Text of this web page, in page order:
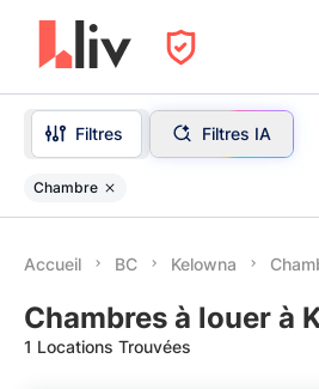
Filtres Filtres IA
Chambre
Accueil BC Kelowna
Chambres à louer à
1 Locations Trouvées